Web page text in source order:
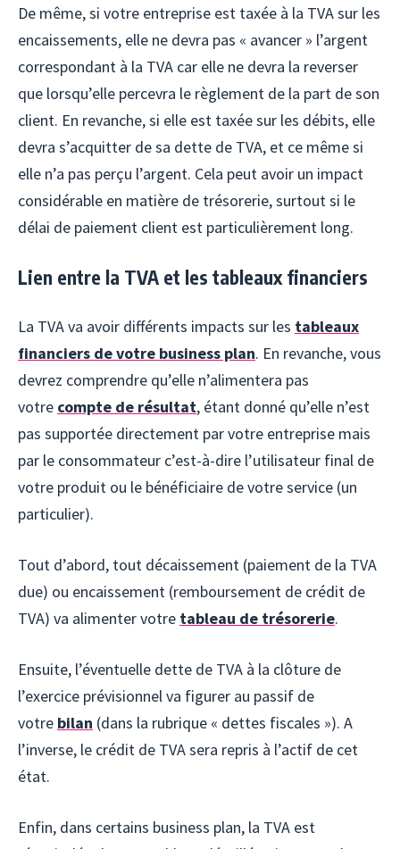
De même, si votre entreprise est taxée à la TVA sur les
encaissements, elle ne devra pas « avancer » l’argent
correspondant à la TVA car elle ne devra la reverser
que lorsqu’elle percevra le règlement de la part de son
client. En revanche, si elle est taxée sur les débits, elle
devra s’acquitter de sa dette de TVA, et ce même si
elle n’a pas perçu l’argent. Cela peut avoir un impact
considérable en matière de trésorerie, surtout si le
délai de paiement client est particulièrement long.
Lien entre la TVA et les tableaux financiers
La TVA va avoir différents impacts sur les tableaux
financiers de votre business plan. En revanche, vous
devrez comprendre qu’elle n’alimentera pas
votre compte de résultat, étant donné qu’elle n’est
pas supportée directement par votre entreprise mais
par le consommateur c’est-à-dire l’utilisateur final de
votre produit ou le bénéficiaire de votre service (un
particulier).
Tout d’abord, tout décaissement (paiement de la TVA
due) ou encaissement (remboursement de crédit de
TVA) va alimenter votre tableau de trésorerie.
Ensuite, l’éventuelle dette de TVA à la clôture de
l’exercice prévisionnel va figurer au passif de
votre bilan (dans la rubrique « dettes fiscales »). A
l’inverse, le crédit de TVA sera repris à l’actif de cet
état.
Enfin, dans certains business plan, la TVA est